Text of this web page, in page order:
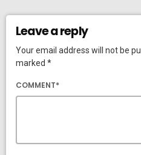
Leave a reply
Your email address will not be
marked *
COMMENT*